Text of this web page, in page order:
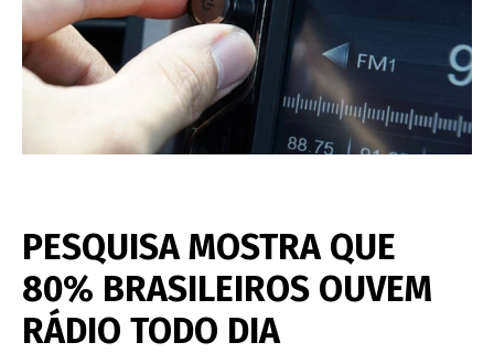
PESQUISA MOSTRA QUE
80% BRASILEIROS OUVEM
RÁDIO TODO DIA